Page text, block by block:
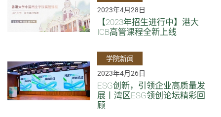
2023年4月28日
【2023年招生进行中】港大
ICB高管课程全新上线
学院新闻
2023年4月26日
ESG创新，引领企业高质量发
展丨湾区ESG领创论坛精彩回
顾